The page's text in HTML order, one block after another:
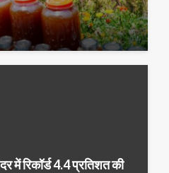
में रिकॉर्ड 4.4 प्रतिशत की